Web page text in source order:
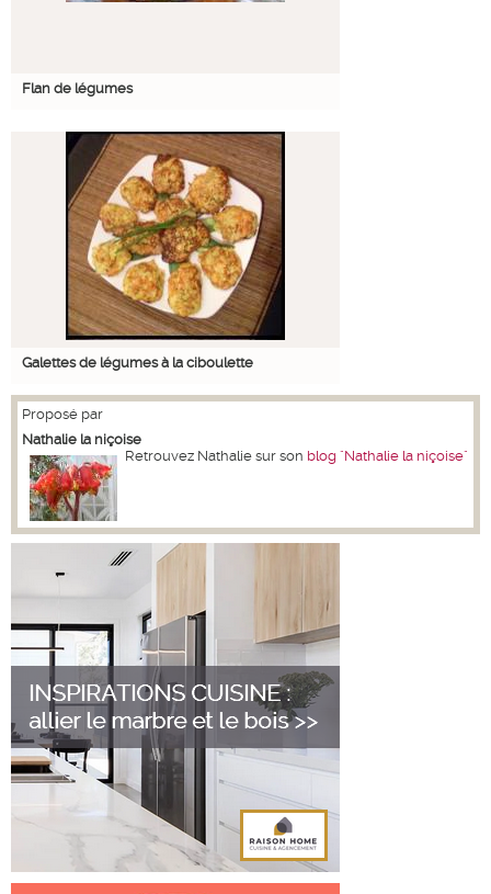
Flan de légumes
Galettes de légumes à la ciboulette
Proposé par
Nathalie la niçoise
Retrouvez Nathalie sur son blog "Nathalie la niçoise"